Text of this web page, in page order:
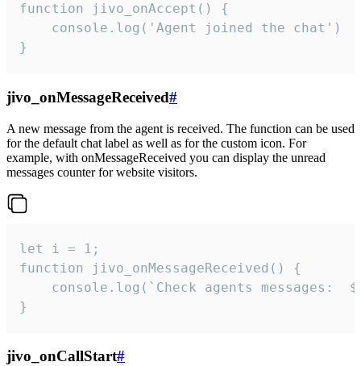
function jivo_onAccept() {
}
jivo_onMessageReceived#
A new message from the agent is received. The function can be used
for the default chat label as well as for the custom icon. For
example, with onMessageReceived you can display the unread
messages counter for website visitors.
let i = 1;
function jivo_onMessageReceived() {
}
jivo_onCallStart#